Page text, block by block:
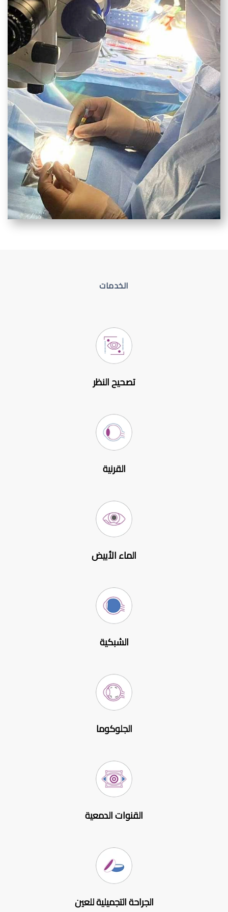
الخدمات
تصحيح النظر
القرنية
الماء الأبيض
الشبكية
الجلوكوما
القنوات الدمعية
الجراحة التجميلية للعين